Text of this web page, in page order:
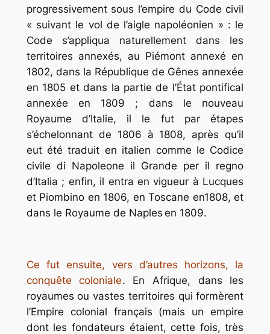
progressivement sous l’empire du Code civil
« suivant le vol de l’aigle napoléonien » : le
Code s’appliqua naturellement dans les
territoires annexés, au Piémont annexé en
1802, dans la République de Gênes annexée
en 1805 et dans la partie de l’État pontifical
annexée en 1809 ; dans le nouveau
Royaume d’Italie, il le fut par étapes
s’échelonnant de 1806 à 1808, après qu’il
eut été traduit en italien comme le Codice
civile di Napoleone il Grande per il regno
d’Italia ; enfin, il entra en vigueur à Lucques
et Piombino en 1806, en Toscane en1808, et
dans le Royaume de Naples en 1809.
Ce fut ensuite, vers d’autres horizons, la
conquête coloniale. En Afrique, dans les
royaumes ou vastes territoires qui formèrent
l’Empire colonial français (mais un empire
dont les fondateurs étaient, cette fois, très